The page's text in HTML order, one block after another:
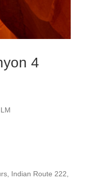
4
Indian Route 222,